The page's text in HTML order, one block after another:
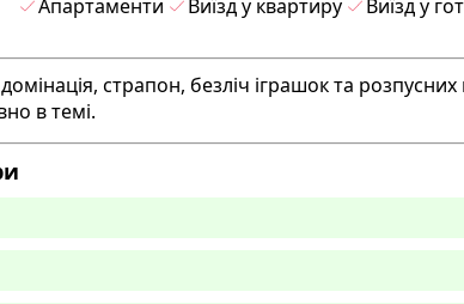
Апартаменти Виїзд у квартиру Виїзд у
страпон, безліч іграшок та
в темі.